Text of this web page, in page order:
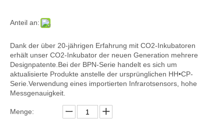
Anteil an:
Dank der über 20-jährigen Erfahrung mit CO2-Inkubatoren
erhält unser CO2-Inkubator der neuen Generation mehrere
Designpatente.Bei der BPN-Serie handelt es sich um
aktualisierte Produkte anstelle der ursprünglichen HH•CP-
Serie.Verwendung eines importierten Infrarotsensors, hohe
Messgenauigkeit.
Menge: